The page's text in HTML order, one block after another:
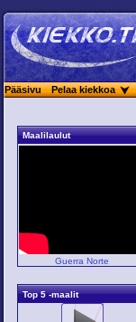
Pääsivu Pelaa kiekkoa
Maalilaulut
Guerra Norte
Top 5 -maalit